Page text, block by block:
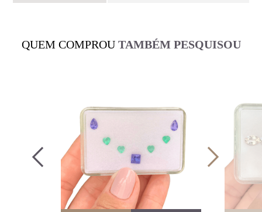
QUEM COMPROU TAMBÉM PESQUISOU